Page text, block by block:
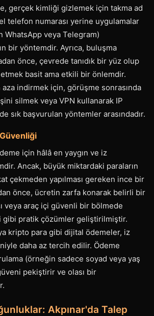
gerçek kimliği gizlemek için takma ad
telefon numarası yerine uygulamalar
WhatsApp veya Telegram)
bir yöntemdir. Ayrıca, buluşma
önce, çevrede tanıdık bir yüz olup
etmek basit ama etkili bir önlemdir.
indirmek için, görüşme sonrasında
silmek veya VPN kullanarak IP
sık başvurulan yöntemler arasındadır.
için hâlâ en yaygın ve iz
Ancak, büyük miktardaki paraların
çekmeden yapılması gereken ince bir
önce, ücretin zarfa konarak belirli bir
veya araç içi güvenli bir bölmede
gibi pratik çözümler geliştirilmiştir.
kripto para gibi dijital ödemeler, iz
daha az tercih edilir. Ödeme
(örneğin sadece soyad veya yaş
pekiştirir ve olası bir
Akpınar'da Talep